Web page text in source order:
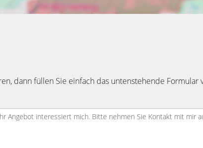
dann füllen Sie einfach das untenstehende Formular